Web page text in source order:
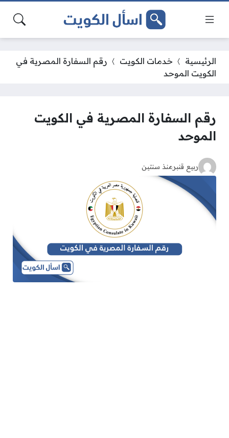
الرئيسية خدمات الكويت
رقم السفارة المصرية في
الكويت الموحد
رقم السفارة المصرية في الكويت
الموحد
ربيع قنبرمنذ سنتين